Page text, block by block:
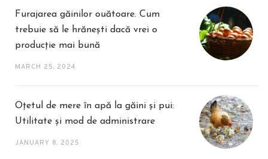
Furajarea găinilor ouătoare. Cum
trebuie să le hrănești dacă vrei o
producție mai bună
MARCH 25, 2024
Oțetul de mere în apă la găini și pui:
Utilitate și mod de administrare
JANUARY 8, 2025